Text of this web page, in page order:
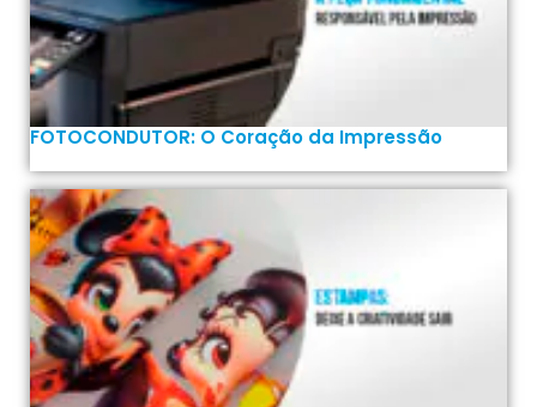
FOTOCONDUTOR: O Coração da Impressão